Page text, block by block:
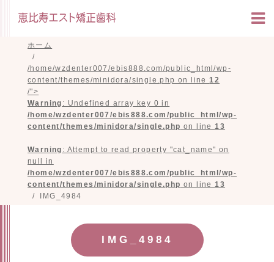
ホーム
/home/wzdenter007/ebis888.com/public_html/wp-
content/themes/minidora/single.php on line12
/">
Warning : Undefined array key 0 in
/home/wzdenter007/ebis888.com/public_html/wp-
content/themes/minidora/single.php on line13
Warning : Attempt to read property "cat_name" on
null in
/home/wzdenter007/ebis888.com/public_html/wp-
content/themes/minidora/single.php on line13
IMG_4984
IMG_4984